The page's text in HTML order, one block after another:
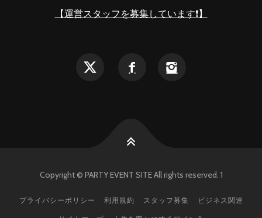
【運営スタッフを募集しています❗️】
Copyright © PARTY EVENT SITE All rights reserved. 1
プライバシーポリシー 利用規約 スタッフ募集 ビジネス関連